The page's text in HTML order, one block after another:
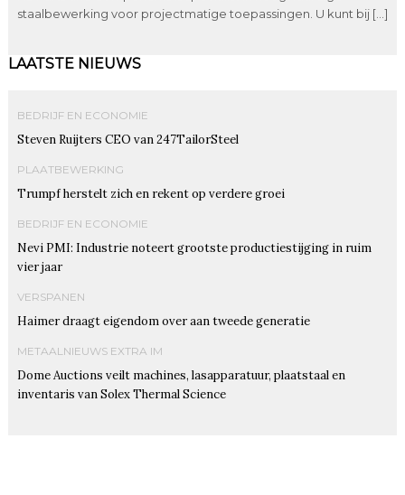
staalbewerking voor projectmatige toepassingen. U kunt bij […]
LAATSTE NIEUWS
BEDRIJF EN ECONOMIE
Steven Ruijters CEO van 247TailorSteel
PLAATBEWERKING
Trumpf herstelt zich en rekent op verdere groei
BEDRIJF EN ECONOMIE
Nevi PMI: Industrie noteert grootste productiestijging in ruim
vier jaar
VERSPANEN
Haimer draagt eigendom over aan tweede generatie
METAALNIEUWS EXTRA IM
Dome Auctions veilt machines, lasapparatuur, plaatstaal en
inventaris van Solex Thermal Science